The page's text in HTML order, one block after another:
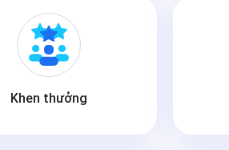
Khen thưởng